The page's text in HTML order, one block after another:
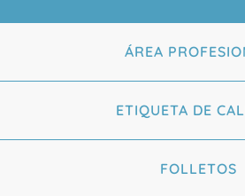
ÁREA
ETIQUETA DE
FOLLETOS